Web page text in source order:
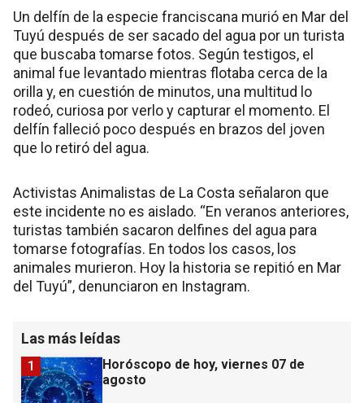
Un delfín de la especie franciscana murió en Mar del
Tuyú después de ser sacado del agua por un turista
que buscaba tomarse fotos. Según testigos, el
animal fue levantado mientras flotaba cerca de la
orilla y, en cuestión de minutos, una multitud lo
rodeó, curiosa por verlo y capturar el momento. El
delfín falleció poco después en brazos del joven
que lo retiró del agua.
Activistas Animalistas de La Costa señalaron que
este incidente no es aislado. “En veranos anteriores,
turistas también sacaron delfines del agua para
tomarse fotografías. En todos los casos, los
animales murieron. Hoy la historia se repitió en Mar
del Tuyú”, denunciaron en Instagram.
Las más leídas
Horóscopo de hoy, viernes 07 de
agosto
1